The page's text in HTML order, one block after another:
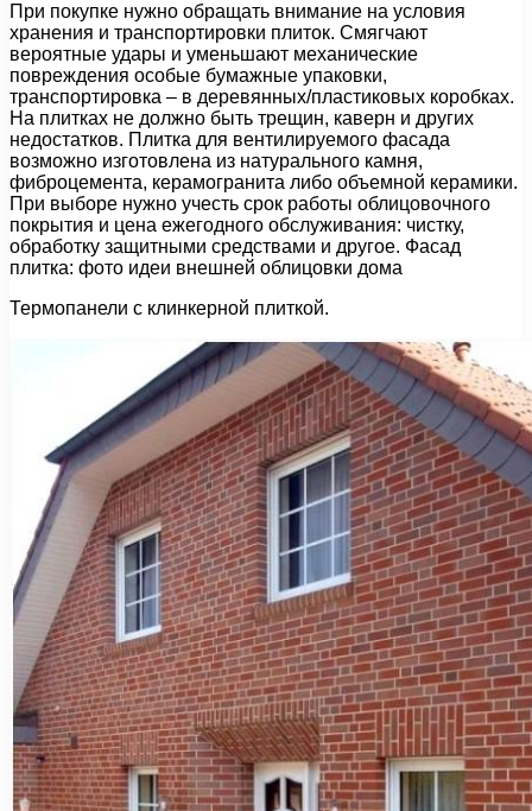
При покупке нужно обращать внимание на условия
хранения и транспортировки плиток. Смягчают
вероятные удары и уменьшают механические
повреждения особые бумажные упаковки,
транспортировка – в деревянных/пластиковых коробках.
На плитках не должно быть трещин, каверн и других
недостатков. Плитка для вентилируемого фасада
возможно изготовлена из натурального камня,
фиброцемента, керамогранита либо объемной керамики.
При выборе нужно учесть срок работы облицовочного
покрытия и цена ежегодного обслуживания: чистку,
обработку защитными средствами и другое. Фасад
плитка: фото идеи внешней облицовки дома
Термопанели с клинкерной плиткой.